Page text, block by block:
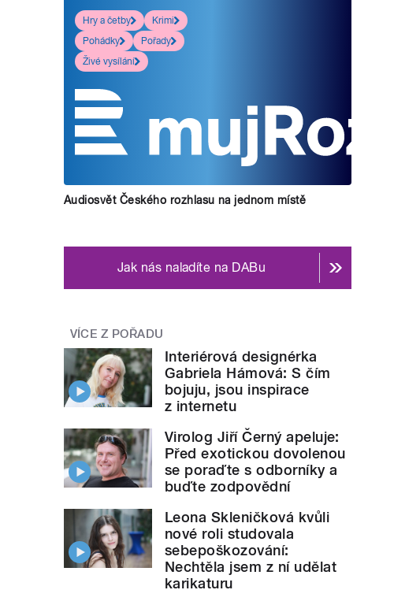
Hry a četby
Krimi
Pohádky
Pořady
Živé vysílání
Audiosvět Českého rozhlasu na jednom místě
Jak nás naladíte na DABu
VÍCE Z POŘADU
Interiérová designérka
Gabriela Hámová: S čím
bojuju, jsou inspirace
z internetu
Virolog Jiří Černý apeluje:
Před exotickou dovolenou
se poraďte s odborníky a
buďte zodpovědní
Leona Skleničková kvůli
nové roli studovala
sebepoškozování:
Nechtěla jsem z ní udělat
karikaturu